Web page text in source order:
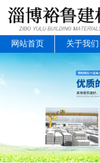
网站首页 关于我们